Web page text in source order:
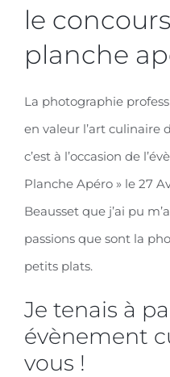
le
planche
La photographie
en valeur l’art culinaire
c’est à l’occasion de
Planche Apéro » le 27
Beausset que j’ai pu
passions que sont la
petits plats.
Je tenais à
évènement
vous !